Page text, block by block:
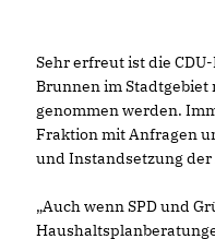
Sehr erfreut ist die
Brunnen im Stadtgebiet
genommen werden.
Fraktion mit Anfragen
und Instandsetzung
Auch wenn SPD und